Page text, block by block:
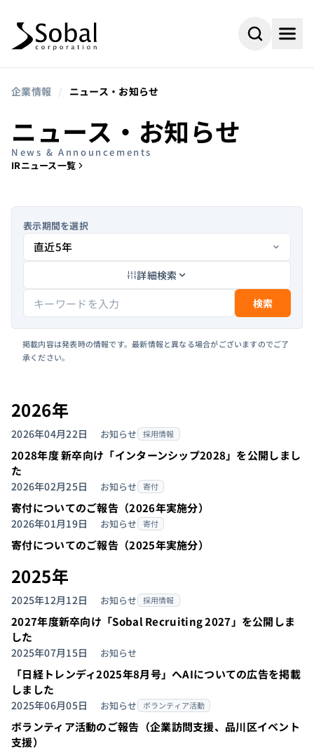
よく検索されるキーワード#AI#採用情報
#ビジネスパートナー#組込み
企業情報 / ニュース・お知らせ
ニュース・お知らせ
News & Announcements
IRニュース一覧
表示期間を選択
詳細検索
検索
掲載内容は発表時の情報です。最新情報と異なる場合がございますのでご了
承ください。
2026年
2026年04月22日 お知らせ 採用情報
2028年度 新卒向け「インターンシップ2028」を公開しまし
た
2026年02月25日 お知らせ 寄付
寄付についてのご報告（2026年実施分）
2026年01月19日 お知らせ 寄付
寄付についてのご報告（2025年実施分）
2025年
2025年12月12日 お知らせ 採用情報
2027年度新卒向け「Sobal Recruiting 2027」を公開しま
した
2025年07月15日 お知らせ
「日経トレンディ2025年8月号」へAIについての広告を掲載
しました
2025年06月05日 お知らせ ボランティア活動
ボランティア活動のご報告（企業訪問支援、品川区イベント
支援）